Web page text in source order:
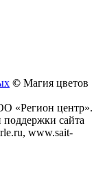
© Магия цветов
«Регион центр».
сайта
www.sait-